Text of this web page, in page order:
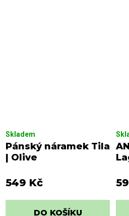
Pánský náramek Tila
| Olive
Skladem
549 Kč
DO KOŠÍKU